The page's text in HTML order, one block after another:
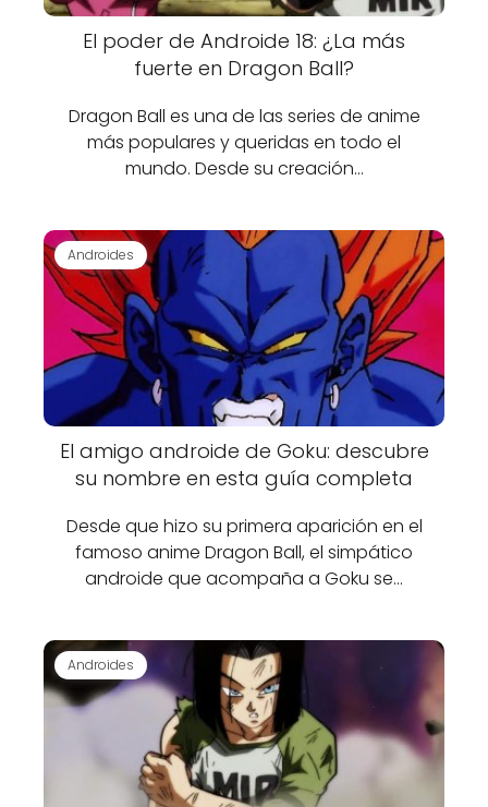
El poder de Androide 18: ¿La más
fuerte en Dragon Ball?
Dragon Ball es una de las series de anime
más populares y queridas en todo el
mundo. Desde su creación…
Androides
El amigo androide de Goku: descubre
su nombre en esta guía completa
Desde que hizo su primera aparición en el
famoso anime Dragon Ball, el simpático
androide que acompaña a Goku se…
Androides